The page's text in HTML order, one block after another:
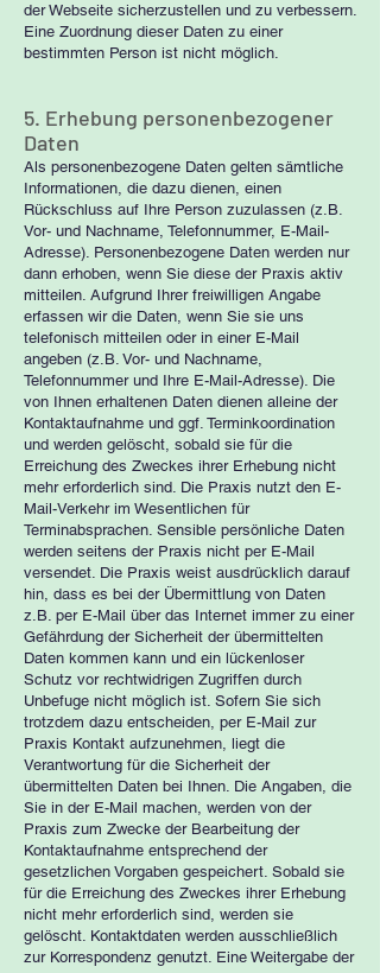
der Webseite sicherzustellen und zu verbessern.
Eine Zuordnung dieser Daten zu einer
bestimmten Person ist nicht möglich.
5. Erhebung personenbezogener
Daten
Als personenbezogene Daten gelten sämtliche
Informationen, die dazu dienen, einen
Rückschluss auf Ihre Person zuzulassen (z.B.
Vor- und Nachname, Telefonnummer, E-Mail-
Adresse). Personenbezogene Daten werden nur
dann erhoben, wenn Sie diese der Praxis aktiv
mitteilen. Aufgrund Ihrer freiwilligen Angabe
erfassen wir die Daten, wenn Sie sie uns
telefonisch mitteilen oder in einer E-Mail
angeben (z.B. Vor- und Nachname,
Telefonnummer und Ihre E-Mail-Adresse). Die
von Ihnen erhaltenen Daten dienen alleine der
Kontaktaufnahme und ggf. Terminkoordination
und werden gelöscht, sobald sie für die
Erreichung des Zweckes ihrer Erhebung nicht
mehr erforderlich sind. Die Praxis nutzt den E-
Mail-Verkehr im Wesentlichen für
Terminabsprachen. Sensible persönliche Daten
werden seitens der Praxis nicht per E-Mail
versendet. Die Praxis weist ausdrücklich darauf
hin, dass es bei der Übermittlung von Daten
z.B. per E-Mail über das Internet immer zu einer
Gefährdung der Sicherheit der übermittelten
Daten kommen kann und ein lückenloser
Schutz vor rechtwidrigen Zugriffen durch
Unbefuge nicht möglich ist. Sofern Sie sich
trotzdem dazu entscheiden, per E-Mail zur
Praxis Kontakt aufzunehmen, liegt die
Verantwortung für die Sicherheit der
übermittelten Daten bei Ihnen. Die Angaben, die
Sie in der E-Mail machen, werden von der
Praxis zum Zwecke der Bearbeitung der
Kontaktaufnahme entsprechend der
gesetzlichen Vorgaben gespeichert. Sobald sie
für die Erreichung des Zweckes ihrer Erhebung
nicht mehr erforderlich sind, werden sie
gelöscht. Kontaktdaten werden ausschließlich
zur Korrespondenz genutzt. Eine Weitergabe der